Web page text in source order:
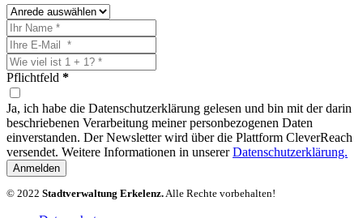
Pflichtfeld *
Ja, ich habe die Datenschutzerklärung gelesen und bin mit der darin
beschriebenen Verarbeitung meiner personbezogenen Daten
einverstanden. Der Newsletter wird über die Plattform CleverReach
versendet. Weitere Informationen in unsererDatenschutzerklärung.
Anmelden
© 2022 Stadtverwaltung Erkelenz.Alle Rechte vorbehalten!